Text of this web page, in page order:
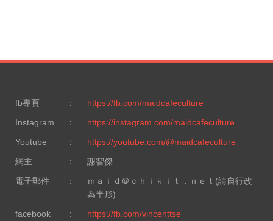
fb專頁 ：
https://fb.com/maidcafeculture
Instagram
：
https://instagram.com/maidcafeculture
Youtube
：
https://youtube.com/@maidcafeculture
網主
：
謝智傑
電子郵件
：
ｍａｉｄ＠ｃｈｉｋｉｔ．ｎｅｔ(請自行改
為半形)
facebook
：
https://fb.com/vincenttse